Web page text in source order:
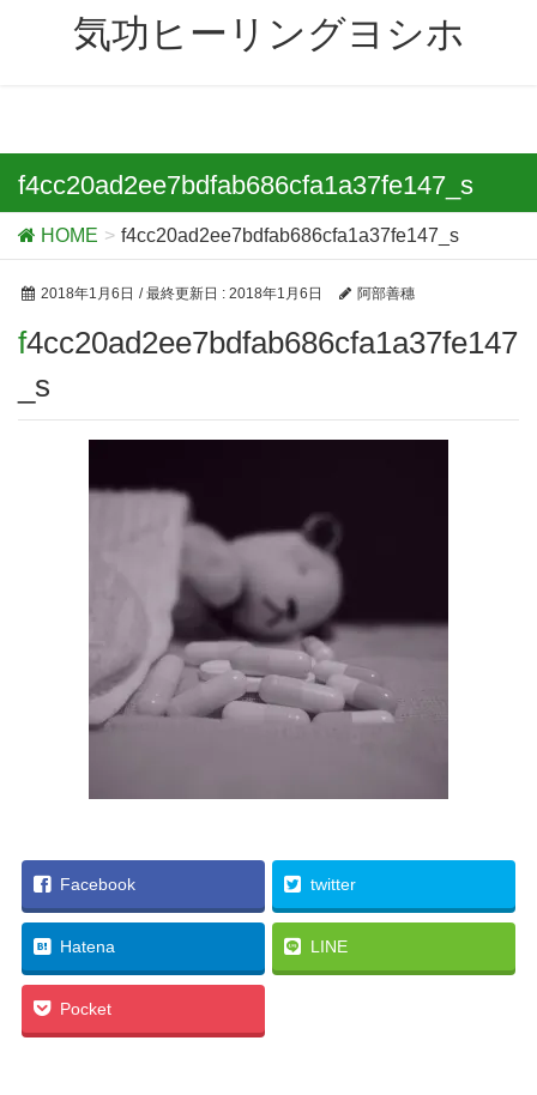
気功ヒーリングヨシホ
f4cc20ad2ee7bdfab686cfa1a37fe147_s
HOME f4cc20ad2ee7bdfab686cfa1a37fe147_s
2018年1月6日 / 最終更新日 : 2018年1月6日 阿部善穗
f4cc20ad2ee7bdfab686cfa1a37fe147
_s
Facebook twitter
Hatena LINE
Pocket